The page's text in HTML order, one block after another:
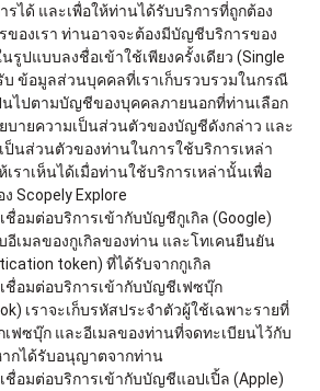
รได้ และเพื่อให้ท่านได้รับบริการที่ถูกต้อง
ของเรา ท่านอาจจะต้องมีบัญชีบริการของ
รูปแบบลงชื่อเข้าใช้เพียงครั้งเดียว (Single
บ ข้อมูลส่วนบุคคลที่เราเก็บรวบรวมในกรณี
นไปตามบัญชีของบุคคลภายนอกที่ท่านเลือก
บายความเป็นส่วนตัวของบัญชีดังกล่าว และ
ป็นส่วนตัวของท่านในการใช้บริการเหล่า
ราเห็นได้เมื่อท่านใช้บริการเหล่านั้นเพื่อ
Scopely Explore
ชื่อมต่อบริการเข้ากับบัญชีกูเกิล (Google)
บอีเมลของกูเกิลของท่าน และโทเคนยืนยัน
token) ที่ได้รับจากกูเกิล
ชื่อมต่อบริการเข้ากับบัญชีเฟซบุ๊ก
เราจะเก็บรหัสประจำตัวผู้ใช้เฉพาะรายที่
เฟซบุ๊ก และอีเมลของท่านที่จดทะเบียนไว้กับ
ากได้รับอนุญาตจากท่าน
ชื่อมต่อบริการเข้ากับบัญชีแอปเปิ้ล (Apple)